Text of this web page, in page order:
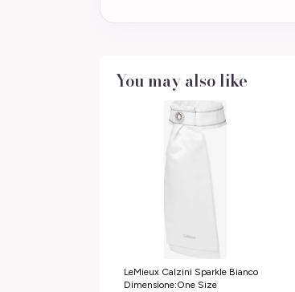
You may also like
LeMieux Calzini Sparkle Bianco
Dimensione:One Size